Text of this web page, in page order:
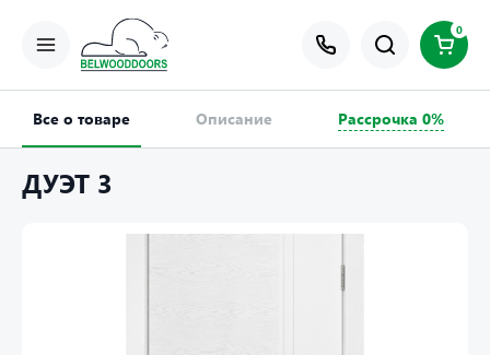
0
Все о товаре Описание Рассрочка 0%
ДУЭТ 3